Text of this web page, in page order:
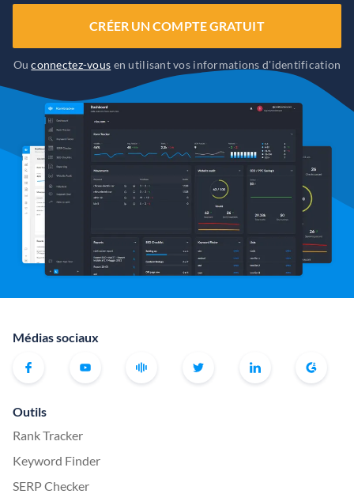
CRÉER UN COMPTE GRATUIT
Ouconnectez-vous en utilisant vos informations d'identification
Médias sociaux
Outils
Rank Tracker
Keyword Finder
SERP Checker